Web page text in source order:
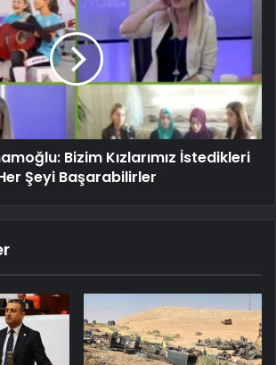
Bizim Kızlarımız İstedikleri
Şeyi Başarabilirler